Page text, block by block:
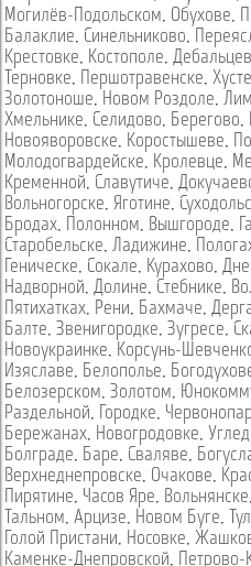
Могилёв-Подольском, Обухове,
Балаклие, Синельниково,
Крестовке, Костополе,
Терновке, Першотравенске, Хусте
Золотоноше, Новом Роздоле,
Хмельнике, Селидово, Берегово,
Новояворовске, Коростышеве,
Молодогвардейске, Кролевце,
Кременной, Славутиче,
Вольногорске, Яготине,
Бродах, Полонном, Вышгороде,
Старобельске, Ладижине,
Геническе, Сокале, Курахово,
Надворной, Долине, Стебнике,
Пятихатках, Рени, Бахмаче,
Балте, Звенигородке, Зугресе,
Новоукраинке, Корсунь-
Изяславе, Белополье,
Белозерском, Золотом,
Раздельной, Городке,
Бережанах, Новогродовке,
Болграде, Баре, Сваляве,
Верхнеднепровске, Очакове,
Пирятине, Часов Яре, Вольнянске,
Тальном, Арцизе, Новом Буге,
Голой Пристани, Носовке,
Каменке-Днепровской,